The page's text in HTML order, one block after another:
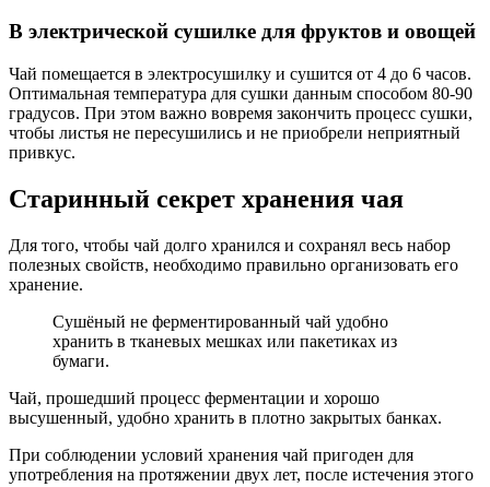
В электрической сушилке для фруктов и овощей
Чай помещается в электросушилку и сушится от 4 до 6 часов.
Оптимальная температура для сушки данным способом 80-90
градусов. При этом важно вовремя закончить процесс сушки,
чтобы листья не пересушились и не приобрели неприятный
привкус.
Старинный секрет хранения чая
Для того, чтобы чай долго хранился и сохранял весь набор
полезных свойств, необходимо правильно организовать его
хранение.
Сушёный не ферментированный чай удобно
хранить в тканевых мешках или пакетиках из
бумаги.
Чай, прошедший процесс ферментации и хорошо
высушенный, удобно хранить в плотно закрытых банках.
При соблюдении условий хранения чай пригоден для
употребления на протяжении двух лет, после истечения этого